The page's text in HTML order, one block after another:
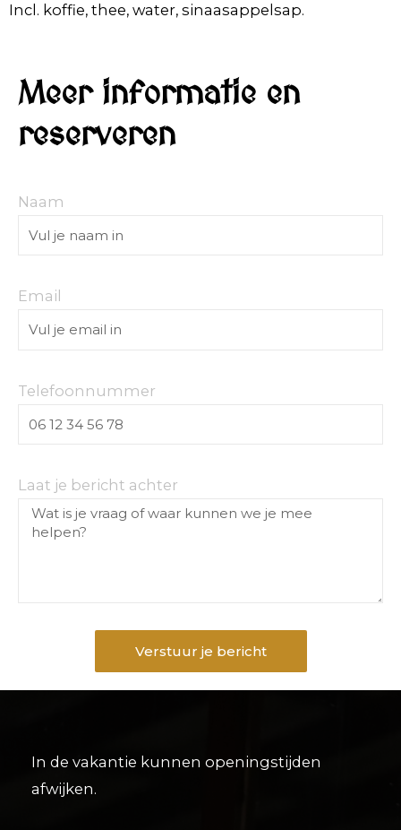
Incl. koffie, thee, water, sinaasappelsap.
Meer informatie en
reserveren
Naam
Email
Telefoonnummer
Laat je bericht achter
Verstuur je bericht
In de vakantie kunnen openingstijden
afwijken.